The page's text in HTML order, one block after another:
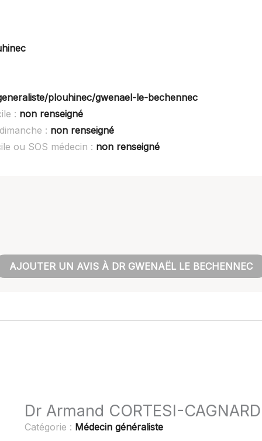
plouhinec/gwenael-le-bechennec
: non renseigné
: non renseigné
ou SOS médecin : non renseigné
AJOUTER UN AVIS À DR GWENAËL LE BECHENNEC
Dr Armand CORTESI-
Catégorie : Médecin généraliste